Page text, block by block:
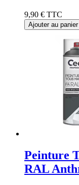
9,90 € TTC
Ajouter au panier
Peinture
RAL